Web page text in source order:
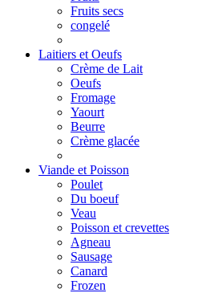
Fruits secs
congelé
Laitiers et Oeufs
Crème de Lait
Oeufs
Fromage
Yaourt
Beurre
Crème glacée
Viande et Poisson
Poulet
Du boeuf
Veau
Poisson et crevettes
Agneau
Sausage
Canard
Frozen